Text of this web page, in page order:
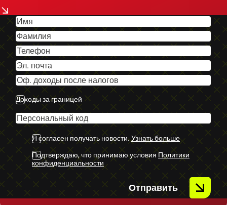
-Priekšējie parkingsensori.
-Atpakaļ skata kamera.
-Navigācija.
-U.C. ekstras.
Доходы за границей
Я согласен получать новости. Узнать больше
Подтверждаю, что принимаю условия Политики
конфиденциальности
Отправить